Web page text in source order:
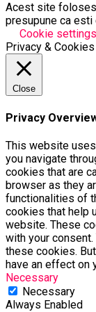
Acest site
presupune ca esti
Cookie settings
Privacy &
Close
Privacy
This website
you navigate
cookies that are
browser as they
functionalities of
cookies that help
website. These
with your
these cookies.
have an effect on
Necessary
Necessary
Always Enabled